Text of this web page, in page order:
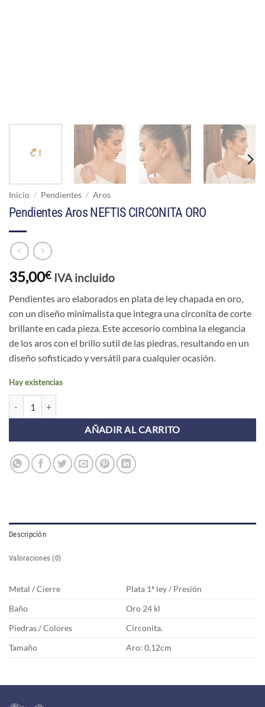
Inicio / Pendientes / Aros
Pendientes Aros NEFTIS CIRCONITA ORO
35,00€ IVA incluido
Pendientes aro elaborados en plata de ley chapada en oro,
con un diseño minimalista que integra una circonita de corte
brillante en cada pieza. Este accesorio combina la elegancia
de los aros con el brillo sutil de las piedras, resultando en un
diseño sofisticado y versátil para cualquier ocasión.
Hay existencias
AÑADIR AL CARRITO
Descripción
Valoraciones (0)
Metal / Cierre
Plata 1ª ley / Presión
Baño
Oro 24 kl
Piedras / Colores
Circonita.
Tamaño
Aro: 0,12cm